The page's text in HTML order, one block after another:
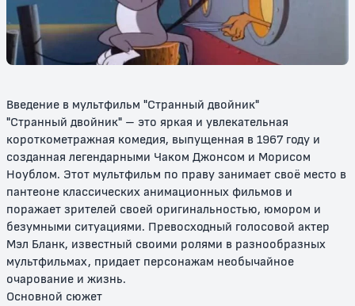
Джерри
6+
Том и Джерри в детстве
6+
Том и Джерри: Мотор! / Том и
Джерри: Фильм
6+ 6+
Введение в мультфильм "Странный двойник"
"Странный двойник" – это яркая и увлекательная
короткометражная комедия, выпущенная в 1967 году и
созданная легендарными Чаком Джонсом и Морисом
Ноублом. Этот мультфильм по праву занимает своё место в
пантеоне классических анимационных фильмов и
поражает зрителей своей оригинальностью, юмором и
безумными ситуациями. Превосходный голосовой актер
Мэл Бланк, известный своими ролями в разнообразных
мультфильмах, придает персонажам необычайное
очарование и жизнь.
Основной сюжет